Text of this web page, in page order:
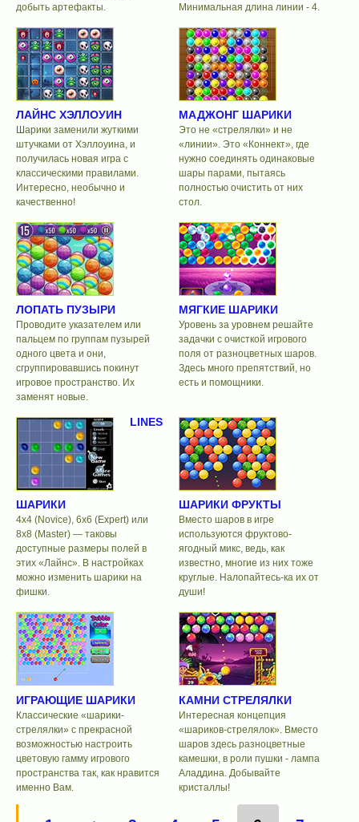
добыть артефакты.
Минимальная длина линии - 4.
ЛАЙНС ХЭЛЛОУИН
Шарики заменили жуткими
штучками от Хэллоуина, и
получилась новая игра с
классическими правилами.
Интересно, необычно и
качественно!
МАДЖОНГ ШАРИКИ
Это не «стрелялки» и не
«линии». Это «Коннект», где
нужно соединять одинаковые
шары парами, пытаясь
полностью очистить от них
стол.
ЛОПАТЬ ПУЗЫРИ
Проводите указателем или
пальцем по группам пузырей
одного цвета и они,
сгруппировавшись покинут
игровое пространство. Их
заменят новые.
МЯГКИЕ ШАРИКИ
Уровень за уровнем решайте
задачки с очисткой игрового
поля от разноцветных шаров.
Здесь много препятствий, но
есть и помощники.
LINES
ШАРИКИ
4х4 (Novice), 6х6 (Expert) или
8х8 (Master) — таковы
доступные размеры полей в
этих «Лайнс». В настройках
можно изменить шарики на
фишки.
ШАРИКИ ФРУКТЫ
Вместо шаров в игре
используются фруктово-
ягодный микс, ведь, как
известно, многие из них тоже
круглые. Налопайтесь-ка их от
души!
ИГРАЮЩИЕ ШАРИКИ
Классические «шарики-
стрелялки» с прекрасной
возможностью настроить
цветовую гамму игрового
пространства так, как нравится
именно Вам.
КАМНИ СТРЕЛЯЛКИ
Интересная концепция
«шариков-стрелялок». Вместо
шаров здесь разноцветные
камешки, в роли пушки - лампа
Аладдина. Добывайте
кристаллы!